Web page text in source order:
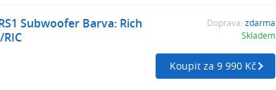
Subwoofer Barva: Rich
Doprava: zdarma
Skladem
Koupit za 9 990 Kč